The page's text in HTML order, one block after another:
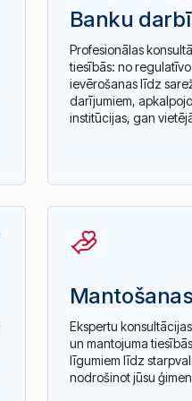
Banku
Profesionālas
tiesībās: no
ievērošanas līdz
darījumiem,
institūcijas, gan
Ekspertu
un mantojuma
līgumiem līdz
nodrošinot jūsu